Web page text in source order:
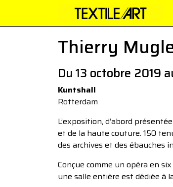
Thierry
Du 13 octobre 2019
Kuntshall
Rotterdam
L’exposition, d’abord
et de la haute couture. 150
des archives et des ébauches
Conçue comme un opéra en
une salle entière est dédiée à